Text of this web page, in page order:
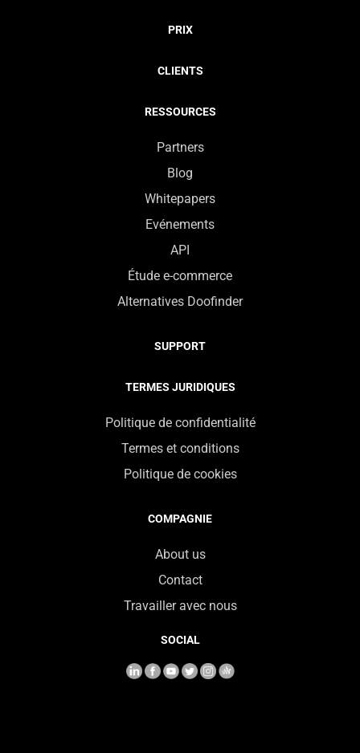
PRIX
CLIENTS
RESSOURCES
Partners
Blog
Whitepapers
Evénements
API
Étude e-commerce
Alternatives Doofinder
SUPPORT
TERMES JURIDIQUES
Politique de confidentialité
Termes et conditions
Politique de cookies
COMPAGNIE
About us
Contact
Travailler avec nous
SOCIAL